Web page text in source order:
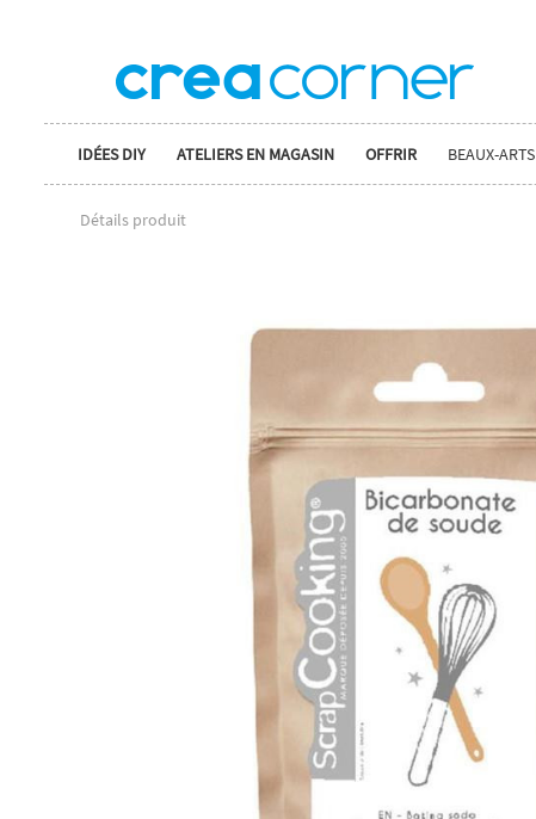
IDÉES DIY ATELIERS EN MAGASIN OFFRIR BEAUX-ARTS
Détails produit